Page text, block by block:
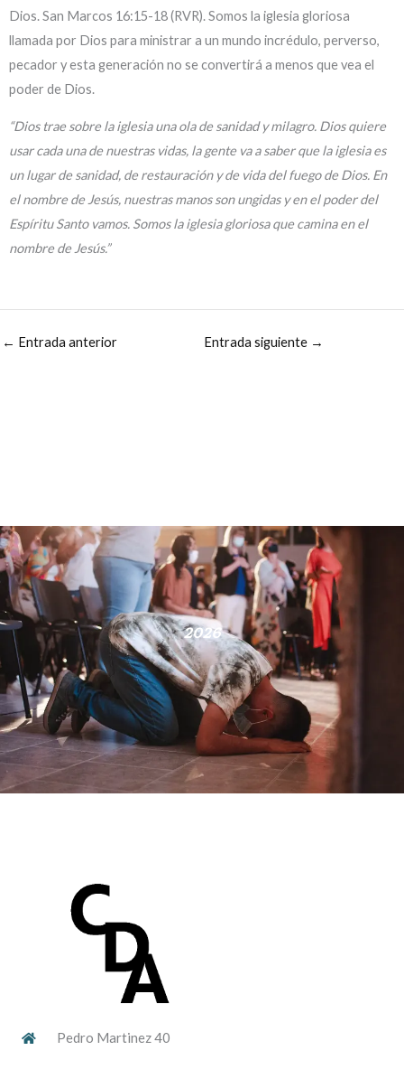
Dios. San Marcos 16:15-18 (RVR). Somos la iglesia gloriosa
llamada por Dios para ministrar a un mundo incrédulo, perverso,
pecador y esta generación no se convertirá a menos que vea el
poder de Dios.
“Dios trae sobre la iglesia una ola de sanidad y milagro. Dios quiere
usar cada una de nuestras vidas, la gente va a saber que la iglesia es
un lugar de sanidad, de restauración y de vida del fuego de Dios. En
el nombre de Jesús, nuestras manos son ungidas y en el poder del
Espíritu Santo vamos. Somos la iglesia gloriosa que camina en el
nombre de Jesús.”
← Entrada anterior Entrada siguiente →
2026
Pedro Martinez 40